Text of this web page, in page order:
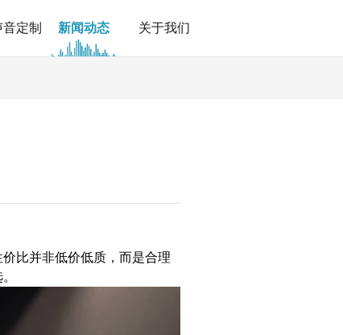
定制 新闻动态 关于我们
比并非低价低质，而是合理